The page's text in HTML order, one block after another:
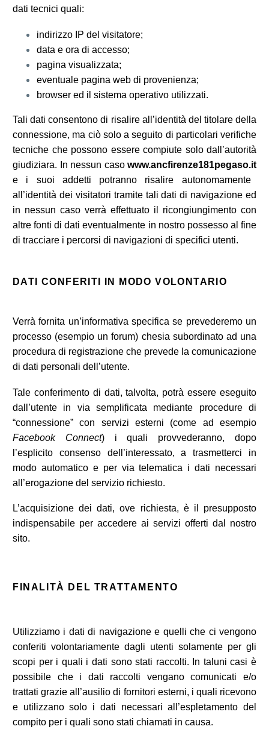
dati tecnici quali:
indirizzo IP del visitatore;
data e ora di accesso;
pagina visualizzata;
eventuale pagina web di provenienza;
browser ed il sistema operativo utilizzati.
Tali dati consentono di risalire all’identità del titolare della
connessione, ma ciò solo a seguito di particolari verifiche
tecniche che possono essere compiute solo dall’autorità
giudiziara. In nessun caso www.ancfirenze181pegaso.it
e i suoi addetti potranno risalire autonomamente
all’identità dei visitatori tramite tali dati di navigazione ed
in nessun caso verrà effettuato il ricongiungimento con
altre fonti di dati eventualmente in nostro possesso al fine
di tracciare i percorsi di navigazioni di specifici utenti.
DATI CONFERITI IN MODO VOLONTARIO
Verrà fornita un’informativa specifica se prevederemo un
processo (esempio un forum) chesia subordinato ad una
procedura di registrazione che prevede la comunicazione
di dati personali dell’utente.
Tale conferimento di dati, talvolta, potrà essere eseguito
dall’utente in via semplificata mediante procedure di
“connessione” con servizi esterni (come ad esempio
Facebook Connect) i quali provvederanno, dopo
l’esplicito consenso dell’interessato, a trasmetterci in
modo automatico e per via telematica i dati necessari
all’erogazione del servizio richiesto.
L’acquisizione dei dati, ove richiesta, è il presupposto
indispensabile per accedere ai servizi offerti dal nostro
sito.
FINALITÀ DEL TRATTAMENTO
Utilizziamo i dati di navigazione e quelli che ci vengono
conferiti volontariamente dagli utenti solamente per gli
scopi per i quali i dati sono stati raccolti. In taluni casi è
possibile che i dati raccolti vengano comunicati e/o
trattati grazie all’ausilio di fornitori esterni, i quali ricevono
e utilizzano solo i dati necessari all’espletamento del
compito per i quali sono stati chiamati in causa.